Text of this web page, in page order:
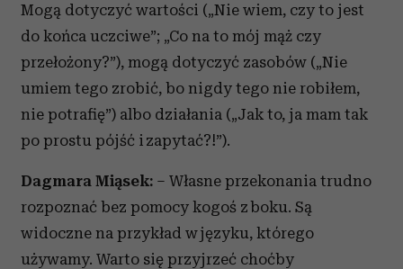
Mogą dotyczyć wartości („Nie wiem, czy to jest
do końca uczciwe”; „Co na to mój mąż czy
przełożony?”), mogą dotyczyć zasobów („Nie
umiem tego zrobić, bo nigdy tego nie robiłem,
nie potrafię”) albo działania („Jak to, ja mam tak
po prostu pójść i zapytać?!”).
Dagmara Miąsek: – Własne przekonania trudno
rozpoznać bez pomocy kogoś z boku. Są
widoczne na przykład w języku, którego
używamy. Warto się przyjrzeć choćby